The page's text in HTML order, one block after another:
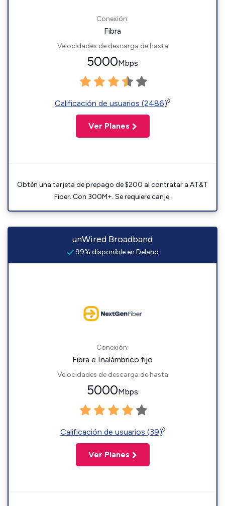
Conexión:
Fibra
Velocidades de descarga de hasta
5000Mbps
Calificación de usuarios (2486)◊
Ver Planes
Obtén una tarjeta de prepago de $200 al contratar a AT&T
Fiber. Con 300M+. Se requiere canje.
unWired Broadband
99% disponible en Delano
Conexión:
Fibra e Inalámbrico fijo
Velocidades de descarga de hasta
5000Mbps
Calificación de usuarios (39)◊
Ver Planes